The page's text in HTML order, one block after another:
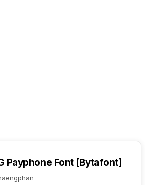
Payphone Font [Bytafont]